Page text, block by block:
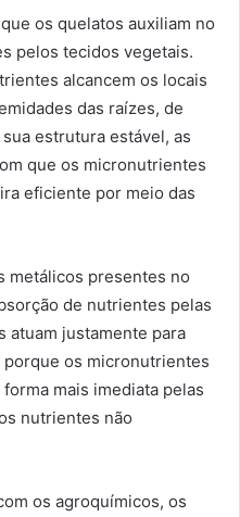
os quelatos auxiliam no
pelos tecidos vegetais.
alcancem os locais
das raízes, de
estrutura estável, as
que os micronutrientes
eficiente por meio das
metálicos presentes no
de nutrientes pelas
atuam justamente para
os micronutrientes
mais imediata pelas
nutrientes não
os agroquímicos, os